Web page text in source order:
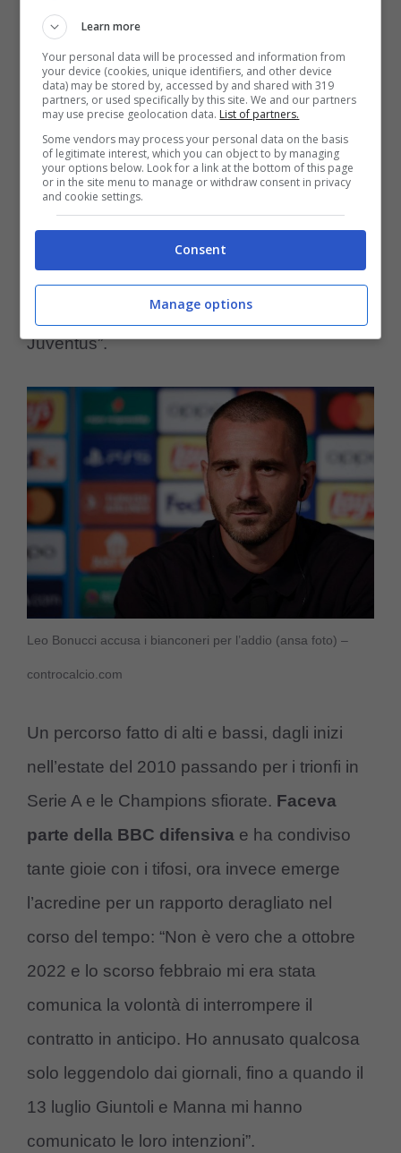
Bonucciha così ricordato la storia fatta con
il club e questa situazione non è andata
Questa è stata un’umiliazione
che ho subito dopo aver giocato più di
cinquecento partite con la maglia della
Juventus”.
Leo Bonucci accusa i bianconeri per l’addio (ansa foto) –
controcalcio.com
Un percorso fatto di alti e bassi, dagli inizi
nell’estate del 2010 passando per i trionfi in
Serie A e le Champions sfiorate. Faceva
parte della BBC difensiva e ha condiviso
tante gioie con i tifosi, ora invece emerge
l’acredine per un rapporto deragliato nel
corso del tempo: “Non è vero che a ottobre
2022 e lo scorso febbraio mi era stata
comunica la volontà di interrompere il
contratto in anticipo. Ho annusato qualcosa
solo leggendolo dai giornali, fino a quando il
13 luglio Giuntoli e Manna mi hanno
comunicato le loro intenzioni”.
Learn more
Your personal data will be processed and information from
your device (cookies, unique identifiers, and other device
data) may be stored by, accessed by and shared with 319
partners, or used specifically by this site. We and our partners
may use precise geolocation data. List of partners.
Some vendors may process your personal data on the basis
of legitimate interest, which you can object to by managing
your options below. Look for a link at the bottom of this page
or in the site menu to manage or withdraw consent in privacy
and cookie settings.
Consent
Manage options